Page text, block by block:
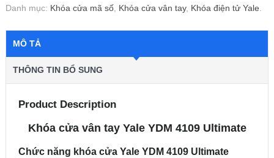
Danh mục: Khóa cửa mã số Khóa cửa vân tay, Khóa điện tử Yale
MÔ TẢ
THÔNG TIN BỔ SUNG
Product Description
Khóa cửa vân tay Yale YDM 4109 Ultimate
Chức năng khóa cửa Yale YDM 4109 Ultimate